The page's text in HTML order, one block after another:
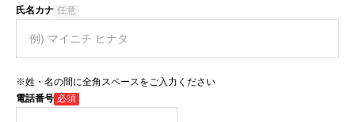
氏名カナ 任意
※姓・名の間に全角スペースをご入力ください
電話番号 必須